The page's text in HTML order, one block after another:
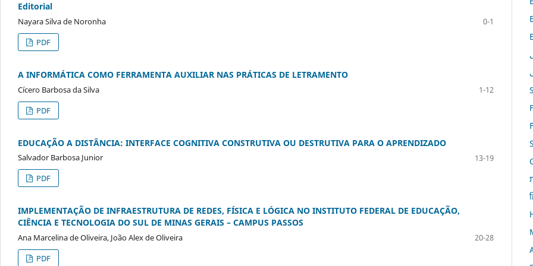
Editorial
Nayara Silva de Noronha
0-1
PDF
A INFORMÁTICA COMO FERRAMENTA AUXILIAR NAS PRÁTICAS DE LETRAMENTO
Cícero Barbosa da Silva
1-12
PDF
EDUCAÇÃO A DISTÂNCIA: INTERFACE COGNITIVA CONSTRUTIVA OU DESTRUTIVA PARA O APRENDIZADO
Salvador Barbosa Junior
13-19
PDF
IMPLEMENTAÇÃO DE INFRAESTRUTURA DE REDES, FÍSICA E LÓGICA NO INSTITUTO FEDERAL DE EDUCAÇÃO,
CIÊNCIA E TECNOLOGIA DO SUL DE MINAS GERAIS – CAMPUS PASSOS
Ana Marcelina de Oliveira, João Alex de Oliveira
20-28
PDF